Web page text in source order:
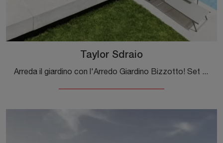
Taylor Sdraio
Arreda il giardino con l'Arredo Giardino Bizzotto! Set e sdraio in tessuto, come il modello Taylor Sdraio, ti attendono!